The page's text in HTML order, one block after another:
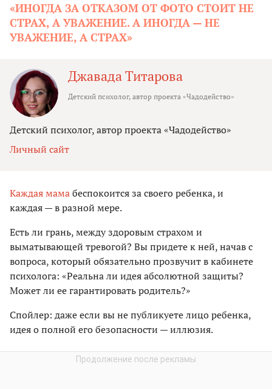
«ИНОГДА ЗА ОТКАЗОМ ОТ ФОТО СТОИТ НЕ
СТРАХ, А УВАЖЕНИЕ. А ИНОГДА — НЕ
УВАЖЕНИЕ, А СТРАХ»
Джавада Титарова
Детский психолог, автор проекта «Чадодейство»
Детский психолог, автор проекта «Чадодейство»
Личный сайт
Каждая мамабеспокоится за своего ребенка, и
каждая — в разной мере.
Есть ли грань, между здоровым страхом и
выматывающей тревогой? Вы придете к ней, начав с
вопроса, который обязательно прозвучит в кабинете
психолога: «Реальна ли идея абсолютной защиты?
Может ли ее гарантировать родитель?»
Спойлер: даже если вы не публикуете лицо ребенка,
идея о полной его безопасности — иллюзия.